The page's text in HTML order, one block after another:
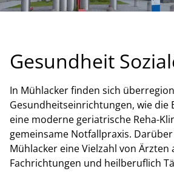
Gesundheit
In Mühlacker finden sich
Gesundheitseinrichtungen, wie die
eine moderne geriatrische Reha-
gemeinsame Notfallpraxis.
Mühlacker eine Vielzahl von Ärzten
Fachrichtungen und heilberuflich